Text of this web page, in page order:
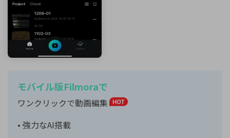
モバイル版Filmoraで
ワンクリックで動画編集
• 強力なAI搭載